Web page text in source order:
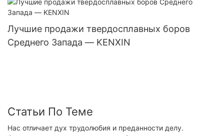
Лучшие продажи твердосплавных боров
Среднего Запада — KENXIN
Статьи По Теме
Нас отличает дух трудолюбия и преданности делу.